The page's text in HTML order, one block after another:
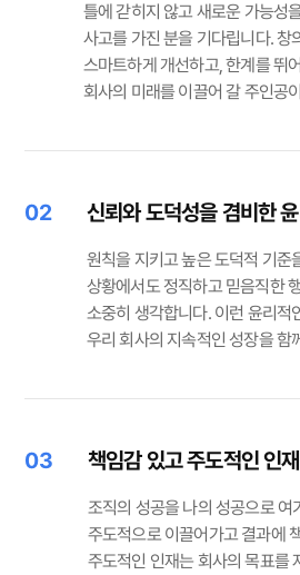
틀에 갇히지 않고 새로운 가능성
사고를 가진 분을 기다립니다. 창
스마트하게 개선하고, 한계를 뛰
회사의 미래를 이끌어 갈 주인공
02 신뢰와 도덕성을 겸비한
원칙을 지키고 높은 도덕적 기준
상황에서도 정직하고 믿음직한
소중히 생각합니다. 이런 윤리적
우리 회사의 지속적인 성장을 함
03 책임감 있고 주도적인 인재
조직의 성공을 나의 성공으로 여
주도적으로 이끌어가고 결과에
주도적인 인재는 회사의 목표를